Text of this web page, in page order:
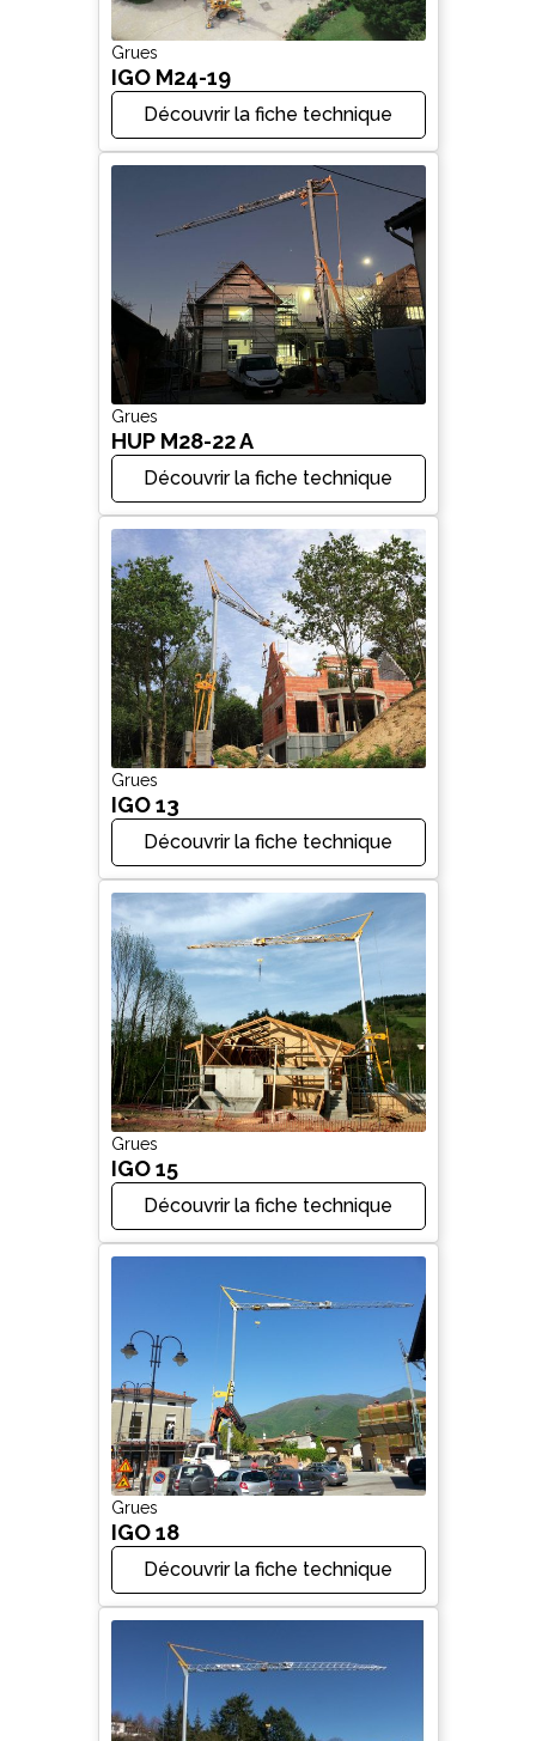
Grues
IGO M24-19
Découvrir la fiche technique
Grues
HUP M28-22 A
Découvrir la fiche technique
Grues
IGO 13
Découvrir la fiche technique
Grues
IGO 15
Découvrir la fiche technique
Grues
IGO 18
Découvrir la fiche technique